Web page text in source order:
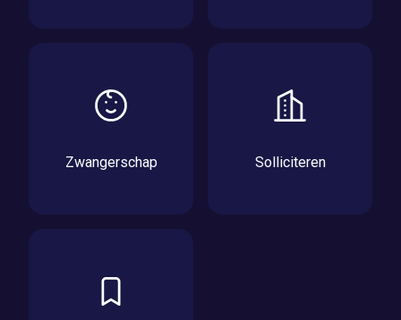
Zwangerschap Solliciteren